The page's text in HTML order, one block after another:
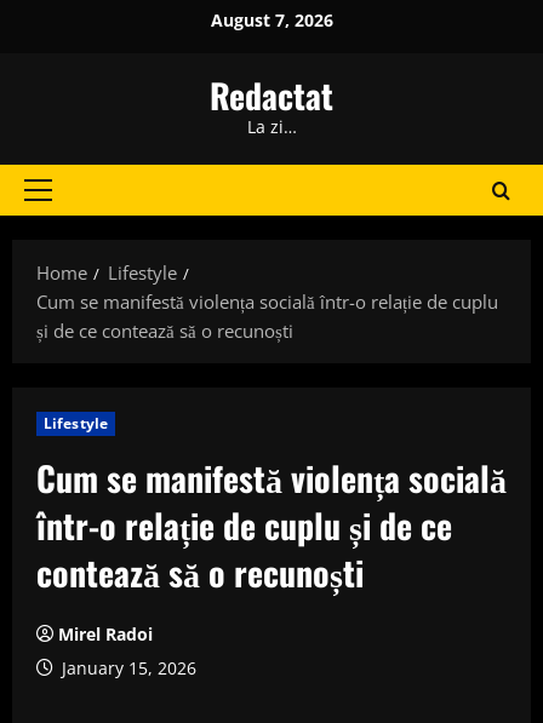
August 7, 2026
Redactat
La zi…
Primary
Home
Lifestyle
Cum se manifestă violența socială într-o relație de cuplu
și de ce contează să o recunoști
Lifestyle
Cum se manifestă violența socială
într-o relație de cuplu și de ce
contează să o recunoști
Mirel Radoi
January 15, 2026